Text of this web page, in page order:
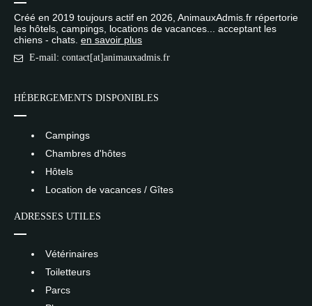
Créé en 2019 toujours actif en 2026, AnimauxAdmis.fr répertorie
les hôtels, campings, locations de vacances... acceptant les
chiens - chats. en savoir plus
E-mail: contact[at]animauxadmis.fr
HÉBERGEMENTS DISPONIBLES
Campings
Chambres d'hôtes
Hôtels
Location de vacances / Gîtes
ADRESSES UTILES
Vétérinaires
Toiletteurs
Parcs